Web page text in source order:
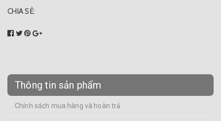
CHIA SẺ:
Thông tin sản phẩm
Chính sách mua hàng và hoàn trả